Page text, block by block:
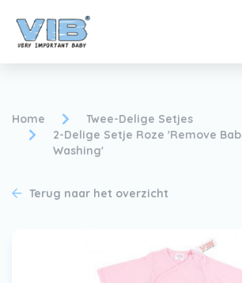
Vind
Home
Twee-Delige Setjes
2-Delige Setje Roze 'Remove
Washing'
Terug naar het overzicht